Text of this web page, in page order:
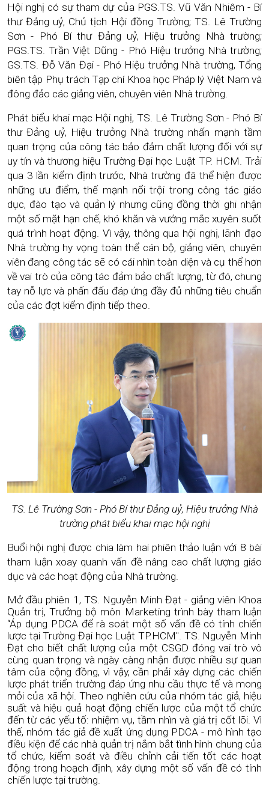
Hội nghị có sự tham dự của PGS.TS. Vũ Văn Nhiêm - Bí
thư Đảng uỷ, Chủ tịch Hội đồng Trường; TS. Lê Trường
Sơn - Phó Bí thư Đảng uỷ, Hiệu trưởng Nhà trường;
PGS.TS. Trần Việt Dũng - Phó Hiệu trưởng Nhà trường;
GS.TS. Đỗ Văn Đại - Phó Hiệu trưởng Nhà trường, Tổng
biên tập Phụ trách Tạp chí Khoa học Pháp lý Việt Nam và
đông đảo các giảng viên, chuyên viên Nhà trường.
Phát biểu khai mạc Hội nghị, TS. Lê Trường Sơn - Phó Bí
thư Đảng uỷ, Hiệu trưởng Nhà trường nhấn mạnh tầm
quan trọng của công tác bảo đảm chất lượng đối với sự
uy tín và thương hiệu Trường Đại học Luật TP. HCM. Trải
qua 3 lần kiểm định trước, Nhà trường đã thể hiện được
những ưu điểm, thế mạnh nổi trội trong công tác giáo
dục, đào tạo và quản lý nhưng cũng đồng thời ghi nhận
một số mặt hạn chế, khó khăn và vướng mắc xuyên suốt
quá trình hoạt động. Vì vậy, thông qua hội nghị, lãnh đạo
Nhà trường hy vọng toàn thể cán bộ, giảng viên, chuyên
viên đang công tác sẽ có cái nhìn toàn diện và cụ thể hơn
về vai trò của công tác đảm bảo chất lượng, từ đó, chung
tay nỗ lực và phấn đấu đáp ứng đầy đủ những tiêu chuẩn
của các đợt kiểm định tiếp theo.
TS. Lê Trường Sơn - Phó Bí thư Đảng uỷ, Hiệu trưởng Nhà
trường phát biểu khai mạc hội nghị
Buổi hội nghị được chia làm hai phiên thảo luận với 8 bài
tham luận xoay quanh vấn đề nâng cao chất lượng giáo
dục và các hoạt động của Nhà trường.
Mở đầu phiên 1, TS. Nguyễn Minh Đạt - giảng viên Khoa
Quản trị, Trưởng bộ môn Marketing trình bày tham luận
“Áp dụng PDCA để rà soát một số vấn đề có tính chiến
lược tại Trường Đại học Luật TP.HCM". TS. Nguyễn Minh
Đạt cho biết chất lượng của một CSGD đóng vai trò vô
cùng quan trọng và ngày càng nhận được nhiều sự quan
tâm của cộng đồng, vì vậy, cần phải xây dựng các chiến
lược phát triển trường đáp ứng nhu cầu thực tế và mong
mỏi của xã hội. Theo nghiên cứu của nhóm tác giả, hiệu
suất và hiệu quả hoạt động chiến lược của một tổ chức
đến từ các yếu tố: nhiệm vụ, tầm nhìn và giá trị cốt lõi. Vì
thế, nhóm tác giả đề xuất ứng dụng PDCA - mô hình tạo
điều kiện để các nhà quản trị nắm bắt tình hình chung của
tổ chức, kiểm soát và điều chỉnh cải tiến tốt các hoạt
động trong hoạch định, xây dựng một số vấn đề có tính
chiến lược tại trường.